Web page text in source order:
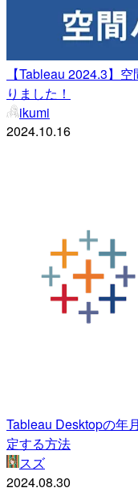
【Tableau 2024.3】
りました！
ikumi
2024.10.16
Tableau Desktopの年
定する方法
スズ
2024.08.30